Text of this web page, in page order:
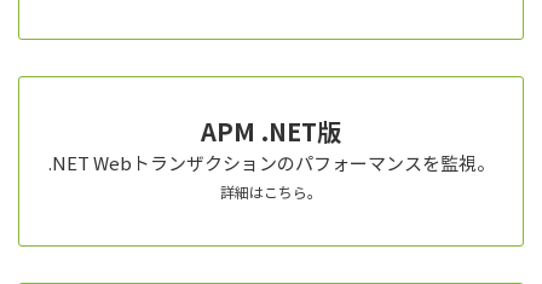
APM .NET版
.NET Webトランザクションのパフォーマンスを監視。
詳細はこちら。